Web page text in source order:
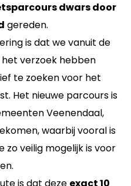
dwars door
gereden.
is dat we vanuit de
verzoek hebben
te zoeken voor het
Het nieuwe parcours is
Veenendaal,
waarbij vooral is
zo veilig mogelijk is voor